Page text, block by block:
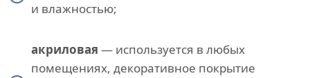
и влажностью;
акриловая — используется в любых
помещениях, декоративное покрытие